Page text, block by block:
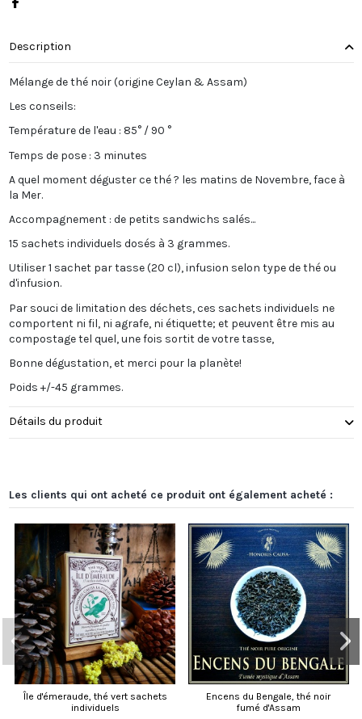
Description
Mélange de thé noir (origine Ceylan & Assam)
Les conseils:
Température de l'eau : 85° / 90 °
Temps de pose : 3 minutes
A quel moment déguster ce thé ? les matins de Novembre, face à
la Mer.
Accompagnement : de petits sandwichs salés...
15 sachets individuels dosés à 3 grammes.
Utiliser 1 sachet par tasse (20 cl), infusion selon type de thé ou
d'infusion.
Par souci de limitation des déchets, ces sachets individuels ne
comportent ni fil, ni agrafe, ni étiquette; et peuvent être mis au
compostage tel quel, une fois sortit de votre tasse,
Bonne dégustation, et merci pour la planète!
Poids +/-45 grammes.
Détails du produit
Les clients qui ont acheté ce produit ont également acheté :
Île d'émeraude, thé vert sachets
individuels
Encens du Bengale, thé noir
fumé d'Assam